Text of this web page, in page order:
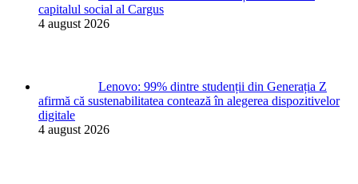
capitalul social al Cargus
4 august 2026
Lenovo: 99% dintre studenții din Generația Z
afirmă că sustenabilitatea contează în alegerea dispozitivelor
digitale
4 august 2026